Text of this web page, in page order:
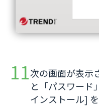
次の画面が表示
と「パスワード
インストール]